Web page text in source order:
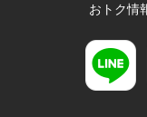
おトク情